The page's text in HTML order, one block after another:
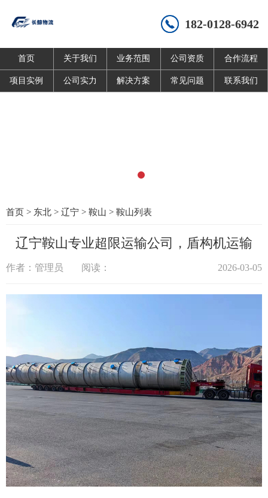
182-0128-6942
首页 关于我们 业务范围 公司资质 合作流程
项目实例 公司实力 解决方案 常见问题 联系我们
首页 > 东北 > 辽宁 > 鞍山 > 鞍山列表
辽宁鞍山专业超限运输公司，盾构机运输
作者：管理员 阅读： 2026-03-05